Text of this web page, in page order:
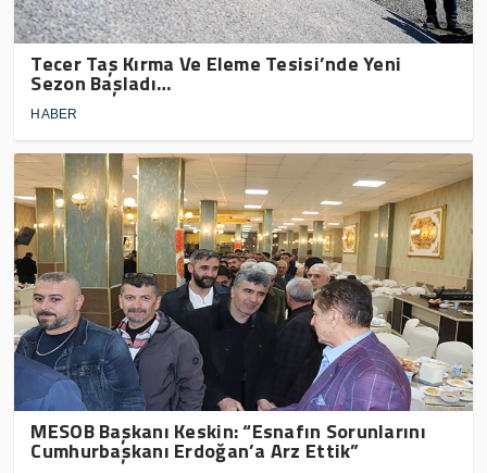
Tecer Taş Kırma Ve Eleme Tesisi’nde Yeni
Sezon Başladı…
HABER
MESOB Başkanı Keskin: “Esnafın Sorunlarını
Cumhurbaşkanı Erdoğan’a Arz Ettik”